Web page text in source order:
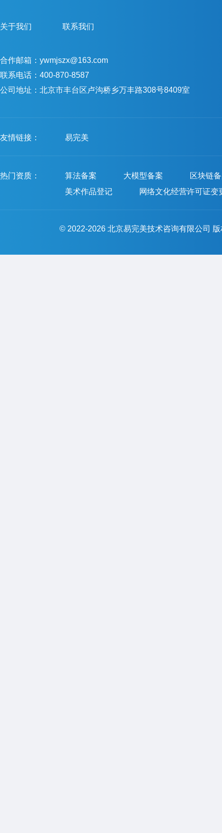
关于我们 联系我们
合作邮箱：ywmjszx@163.com
联系电话：400-870-8587
公司地址：北京市丰台区卢沟桥乡万丰路308号8409室
友情链接： 易完美
热门资质： 算法备案 大模型备案
区块链
美术作品登记
网络文化经营许可证变
© 2022-2026 北京易完美技术咨询有限公司 版